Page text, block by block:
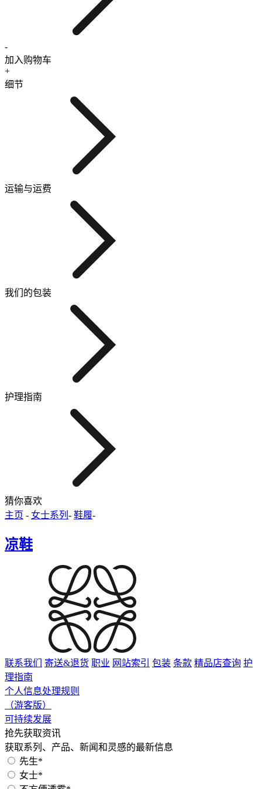
-
加入购物车
+
细节
运输与运费
我们的包装
护理指南
猜你喜欢
主页 - 女士系列 - 鞋履-
凉鞋
联系我们 寄送&退货 职业 网站索引 包装 条款 精品店查询 护
理指南
个人信息处理规则
（游客版）
可持续发展
抢先获取资讯
获取系列、产品、新闻和灵感的最新信息
先生*
女士*